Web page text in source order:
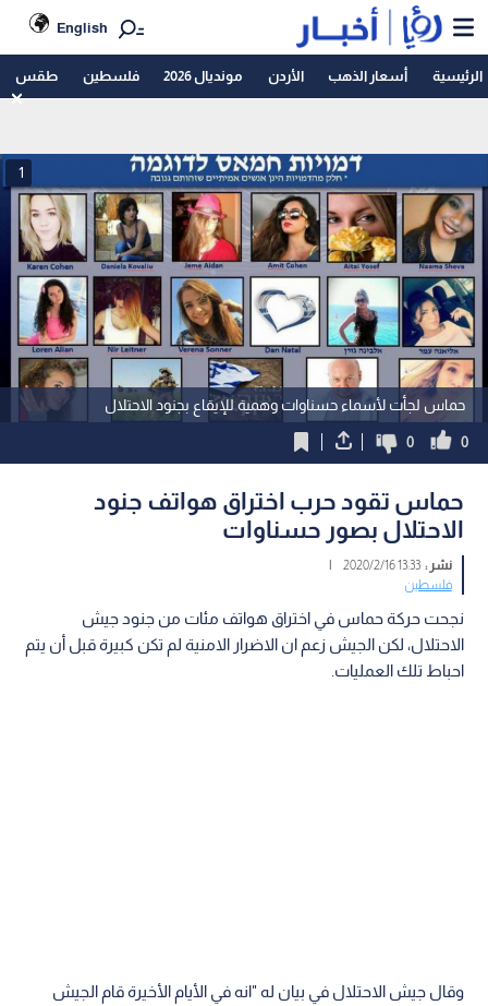
English
الرئيسية أسعار الذهب الأردن مونديال 2026 فلسطين طقس
حماس لجأت لأسماء حسناوات وهمية للإيقاع بجنود الاحتلال
1
0
0
حماس تقود حرب اختراق هواتف جنود
الاحتلال بصور حسناوات
نشر :13:33 2020/2/16
|
فلسطين
نجحت حركة حماس في اختراق هواتف مئات من جنود جيش
الاحتلال، لكن الجيش زعم ان الاضرار الامنية لم تكن كبيرة قبل أن يتم
احباط تلك العمليات.
وقال جيش الاحتلال في بيان له "انه في الأيام الأخيرة قام الجيش